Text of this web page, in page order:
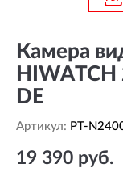
Камера
DE
Артикул: PT-
19 390 руб.